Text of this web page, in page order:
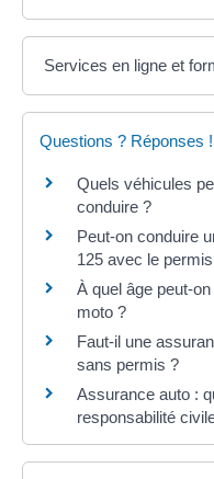
Services en ligne et
Questions ? Réponses !
Quels véhicules
conduire ?
Peut-on conduire
125 avec le
À quel âge peut-
moto ?
Faut-il une
sans permis ?
Assurance auto :
responsabilité